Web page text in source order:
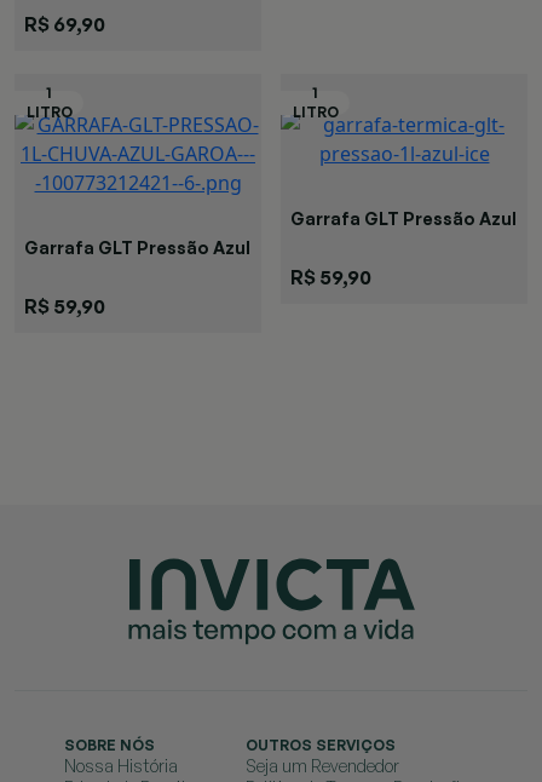
R$ 69,90
Garrafa GLT Pressão Azul
R$ 59,90
Garrafa GLT Pressão Azul
R$ 59,90
SOBRE NÓS
Nossa História
OUTROS SERVIÇOS
Seja um Revendedor